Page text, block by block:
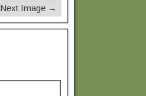
Next Image →